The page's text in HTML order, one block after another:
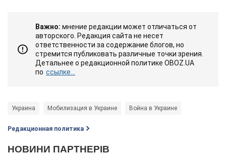
Важно: мнение редакции может отличаться от
авторского. Редакция сайта не несет
ответственности за содержание блогов, но
стремится публиковать различные точки зрения.
Детальнее о редакционной политике OBOZ.UA
по ссылке...
Украина Мобилизация в Украине Война в Украине
Редакционная политика